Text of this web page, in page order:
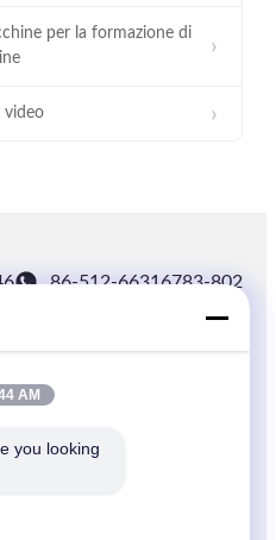
Co., Ltd.
per la formazione di
video
86-512-66316783-802
AM
you looking